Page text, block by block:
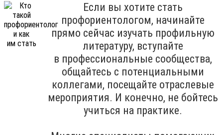
Если вы хотите стать
профориентологом, начинайте
прямо сейчас изучать профильную
литературу, вступайте
в профессиональные сообщества,
общайтесь с потенциальными
коллегами, посещайте отраслевые
мероприятия. И конечно, не бойтесь
учиться на практике.